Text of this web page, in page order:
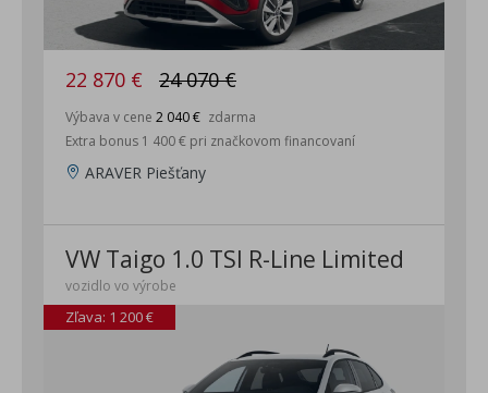
22 870 € 24 070 €
Výbava v cene 2 040 € zdarma
Extra bonus 1 400 € pri značkovom financovaní
ARAVER Piešťany
VW Taigo 1.0 TSI R-Line Limited
vozidlo vo výrobe
Zľava: 1 200 €